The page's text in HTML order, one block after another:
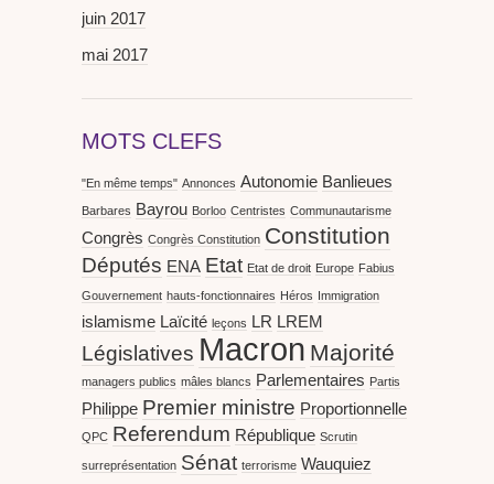
juin 2017
mai 2017
MOTS CLEFS
"En même temps" Annonces Autonomie Banlieues
Barbares Bayrou Borloo Centristes Communautarisme
Congrès Congrès Constitution Constitution
Députés ENA Etat Etat de droit Europe Fabius
Gouvernement hauts-fonctionnaires Héros Immigration
islamisme Laïcité leçons LR LREM
Législatives Macron Majorité
managers publics mâles blancs Parlementaires Partis
Philippe Premier ministre Proportionnelle
QPC Referendum République Scrutin
surreprésentation Sénat terrorisme Wauquiez